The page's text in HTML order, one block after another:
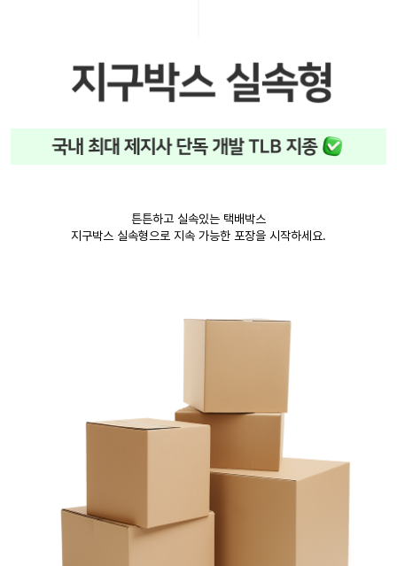
튼튼하고 실속있는 택배박스
지구박스 실속형으로 지속 가능한 포장을 시작하세요.